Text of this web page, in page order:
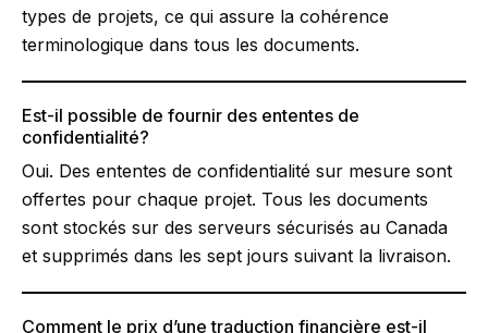
types de projets, ce qui assure la cohérence
terminologique dans tous les documents.
Est-il possible de fournir des ententes de
confidentialité?
Oui. Des ententes de confidentialité sur mesure sont
offertes pour chaque projet. Tous les documents
sont stockés sur des serveurs sécurisés au Canada
et supprimés dans les sept jours suivant la livraison.
Comment le prix d’une traduction financière est-il